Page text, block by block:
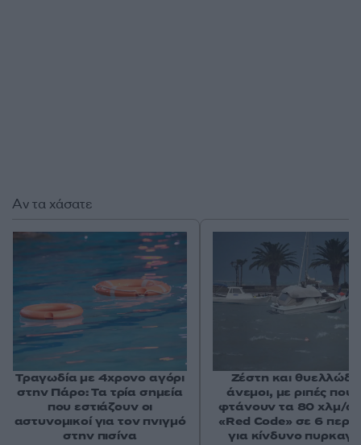
Αν τα χάσατε
Τραγωδία με 4χρονο αγόρι
στην Πάρο: Τα τρία σημεία
που εστιάζουν οι
αστυνομικοί για τον πνιγμό
στην πισίνα
Ζέστη και
άνεμοι, με ριπές που
φτάνουν τα 80 χλμ/
«Red Code» σε 6
για κίνδυνο